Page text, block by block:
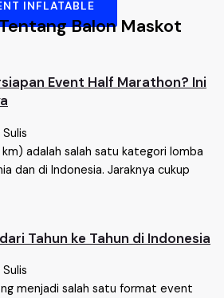
INFLATABLE
Balon Maskot
Event Half Marathon? Ini
adalah salah satu kategori lomba
dan di Indonesia. Jaraknya cukup
Tahun ke Tahun di Indonesia
menjadi salah satu format event